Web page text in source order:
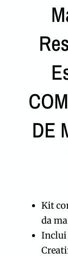
DE
Kit
da
Inclui